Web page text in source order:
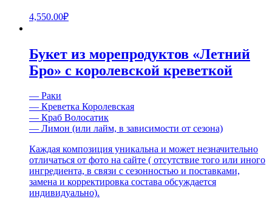
4,550.00₽
Букет из морепродуктов «Летний
Бро» с королевской креветкой
— Раки
— Креветка Королевская
— Краб Волосатик
— Лимон (или лайм, в зависимости от сезона)
Каждая композиция уникальна и может незначительно
отличаться от фото на сайте ( отсутствие того или иного
ингредиента, в связи с сезонностью и поставками,
замена и корректировка состава обсуждается
индивидуально).